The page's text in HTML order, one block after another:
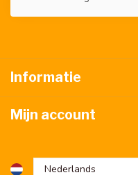
Informatie
Mijn account